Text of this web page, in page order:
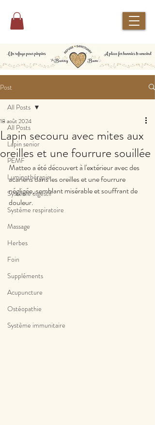
Post
All Posts
Lapin senior
PEMF
Luminothérapie
Système digestif
Système respiratoire
Massage
Herbes
Foin
Suppléments
Acupuncture
Ostéopathie
Système immunitaire
All Posts
Lapin secouru avec mites aux
oreilles et une fourrure souillée
18 août 2024
Matteo a été découvert à l'extérieur avec des
acariens dans les oreilles et une fourrure
négligée, semblant misérable et souffrant de
douleur.